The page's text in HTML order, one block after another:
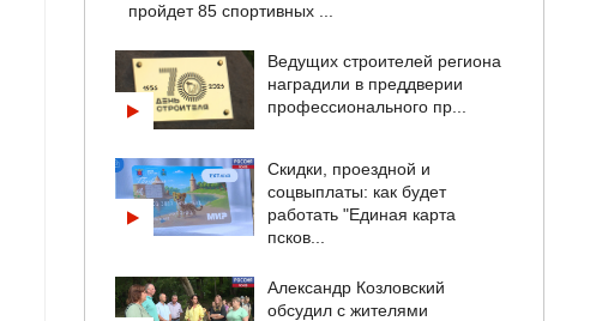
пройдет 85 спортивных ...
Ведущих строителей региона
наградили в преддверии
профессионального пр...
Скидки, проездной и
соцвыплаты: как будет
работать "Единая карта
псков...
Александр Козловский
обсудил с жителями